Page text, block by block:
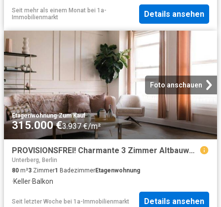
Seit mehr als einem Monat bei 1a-
Immobilienmarkt
Details ansehen
Foto anschauen
Etagenwohnung·Zum Kauf
315.000 €3.937 €/m²
PROVISIONSFREI! Charmante 3 Zimmer Altbauwohnung
Unterberg, Berlin
80 m²3 Zimmer1 BadezimmerEtagenwohnung
·Keller·Balkon
Seit letzter Woche bei 1a-Immobilienmarkt Details ansehen